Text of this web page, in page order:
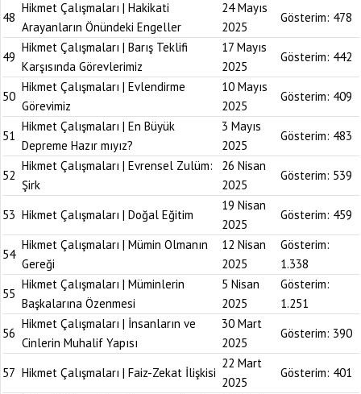
48
Hikmet Çalışmaları | Hakikati
Arayanların Önündeki Engeller
24 Mayıs
2025
Gösterim: 478
49
Hikmet Çalışmaları | Barış Teklifi
Karşısında Görevlerimiz
17 Mayıs
2025
Gösterim: 442
50
Hikmet Çalışmaları | Evlendirme
Görevimiz
10 Mayıs
2025
Gösterim: 409
51
Hikmet Çalışmaları | En Büyük
Depreme Hazır mıyız?
3 Mayıs
2025
Gösterim: 483
52
Hikmet Çalışmaları | Evrensel Zulüm:
Şirk
26 Nisan
2025
Gösterim: 539
53 Hikmet Çalışmaları | Doğal Eğitim
19 Nisan
2025
Gösterim: 459
54
Hikmet Çalışmaları | Mümin Olmanın
Gereği
12 Nisan
2025
Gösterim:
1.338
55
Hikmet Çalışmaları | Müminlerin
Başkalarına Özenmesi
5 Nisan
2025
Gösterim:
1.251
56
Hikmet Çalışmaları | İnsanların ve
Cinlerin Muhalif Yapısı
30 Mart
2025
Gösterim: 390
57 Hikmet Çalışmaları | Faiz-Zekat İlişkisi
22 Mart
2025
Gösterim: 401